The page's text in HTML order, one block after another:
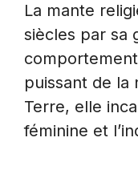
La mante
siècles par sa
puissant de la
Terre, elle
féminine et